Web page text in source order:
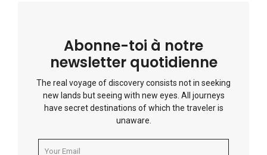
Abonne-toi à notre
newsletter quotidienne
The real voyage of discovery consists not in seeking
new lands but seeing with new eyes. All journeys
have secret destinations of which the traveler is
unaware.